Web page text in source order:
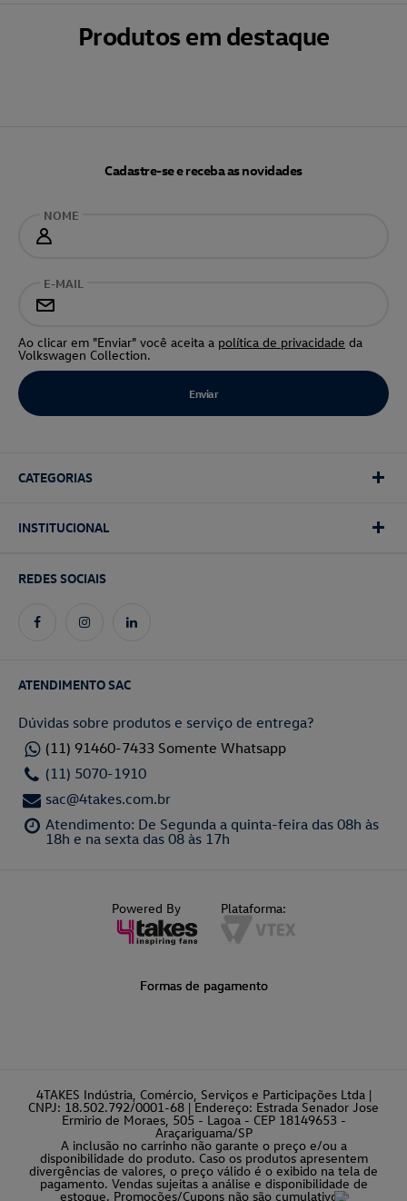
Produtos em destaque
Cadastre-se e receba as novidades
NOME
E-MAIL
Ao clicar em "Enviar" você aceita a política de privacidade da
Volkswagen Collection.
CATEGORIAS
INSTITUCIONAL
REDES SOCIAIS
ATENDIMENTO SAC
Dúvidas sobre produtos e serviço de entrega?
(11) 91460-7433 Somente Whatsapp
(11) 5070-1910
sac@4takes.com.br
Atendimento: De Segunda a quinta-feira das 08h às
18h e na sexta das 08 às 17h
Powered By Plataforma:
Formas de pagamento
4TAKES Indústria, Comércio, Serviços e Participações Ltda |
CNPJ: 18.502.792/0001-68 | Endereço: Estrada Senador Jose
Ermirio de Moraes, 505 - Lagoa - CEP 18149653 -
Araçariguama/SP
A inclusão no carrinho não garante o preço e/ou a
disponibilidade do produto. Caso os produtos apresentem
divergências de valores, o preço válido é o exibido na tela de
pagamento. Vendas sujeitas a análise e disponibilidade de
estoque. Promoções/Cupons não são cumulativos.